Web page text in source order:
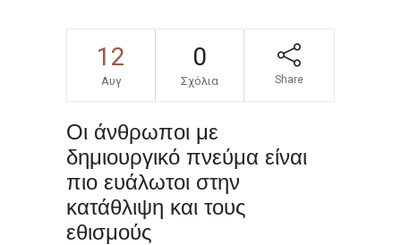
12
Αυγ
0
Σχόλια Share
Οι άνθρωποι με
δημιουργικό πνεύμα είναι
πιο ευάλωτοι στην
κατάθλιψη και τους
εθισμούς